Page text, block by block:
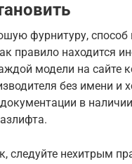
фурнитуру,
правило находится
модели на сайте
без имени и
в
следуйте нехитрым